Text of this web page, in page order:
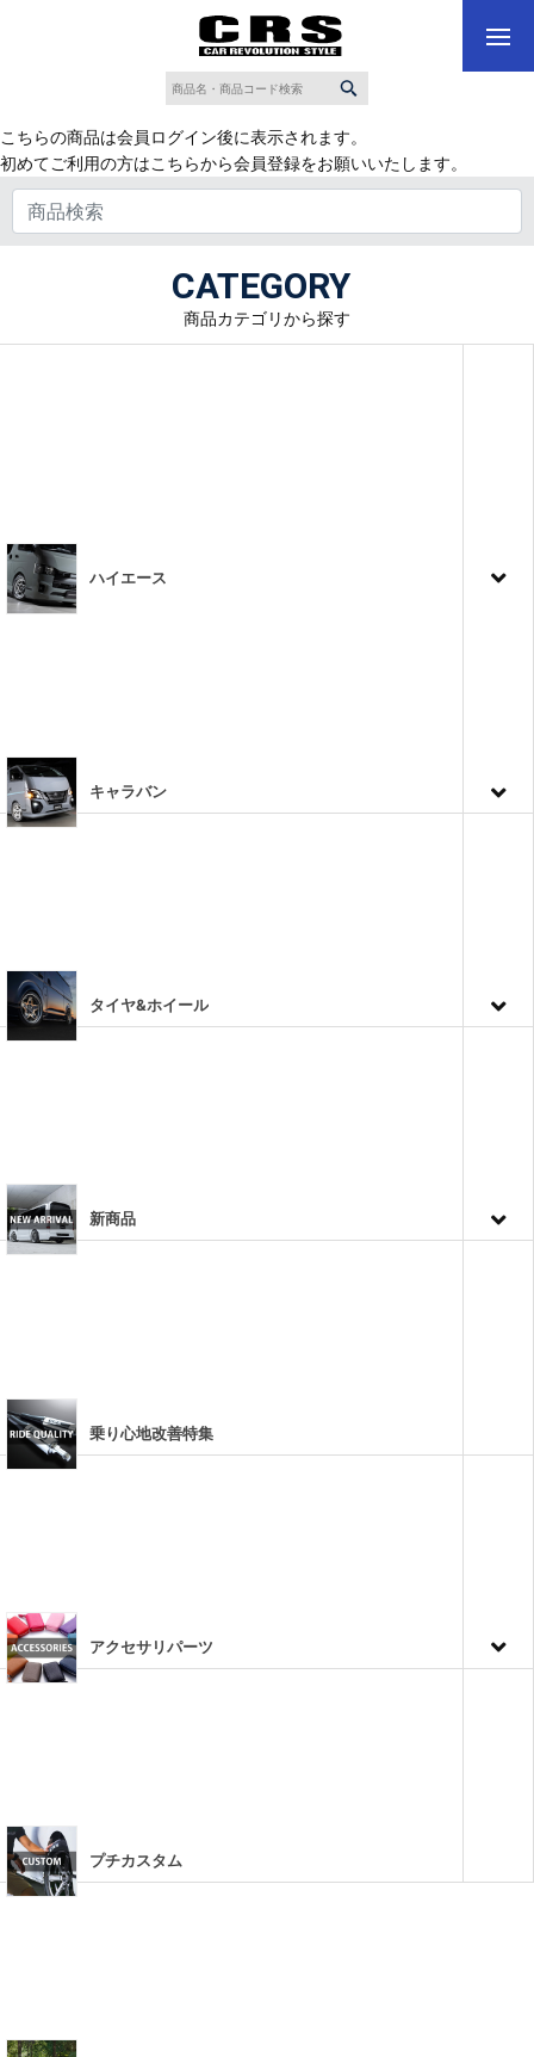
こちらの商品は会員ログイン後に表示されます。
初めてご利用の方はこちらから会員登録をお願いいたします。
CATEGORY
商品カテゴリから探す
ハイエース
キャラバン
タイヤ&ホイール
新商品
乗り心地改善特集
アクセサリパーツ
プチカスタム